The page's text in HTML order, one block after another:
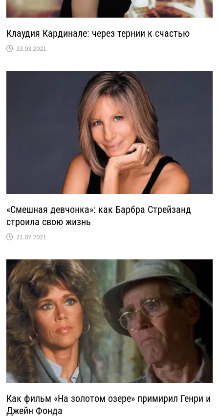
Клаудия Кардинале: через тернии к счастью
23.03.2021
«Смешная девчонка»: как Барбра Стрейзанд
строила свою жизнь
21.02.2021
Как фильм «На золотом озере» примирил Генри и
Джейн Фонда